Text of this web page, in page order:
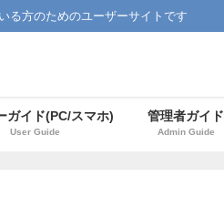
る方のためのユーザーサイトです
ガイド(PC/スマホ)
User Guide
管理者ガイド
Admin Guide